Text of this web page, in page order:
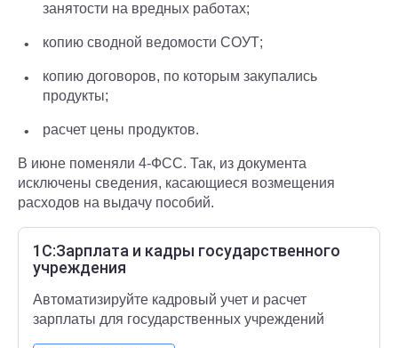
занятости на вредных работах;
копию сводной ведомости СОУТ;
копию договоров, по которым закупались
продукты;
расчет цены продуктов.
В июне поменяли 4-ФСС. Так, из документа
исключены сведения, касающиеся возмещения
расходов на выдачу пособий.
1С:Зарплата и кадры государственного
учреждения
Автоматизируйте кадровый учет и расчет
зарплаты для государственных учреждений